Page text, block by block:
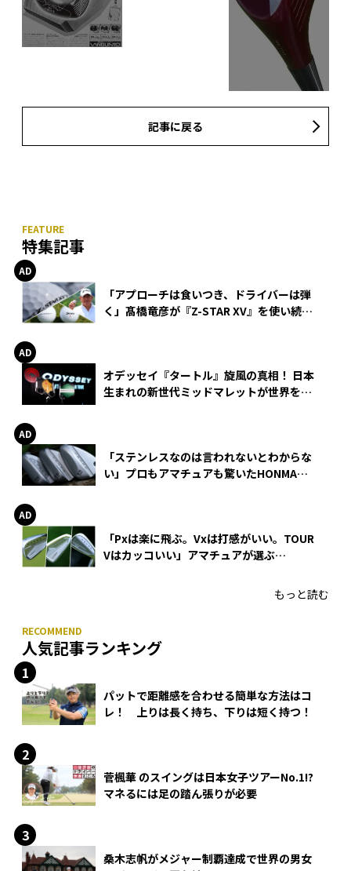
記事に戻る
特集記事
「アプローチは食いつき、ドライバーは弾
く」髙橋竜彦が『Z-STAR XV』を使い続け
オデッセイ『タートル』旋風の真相！ 日本
生まれの新世代ミッドマレットが世界を席
「ステンレスなのは言われないとわからな
い」プロもアマチュアも驚いたHONMA
「Pxは楽に飛ぶ。Vxは打感がいい。TOUR
Vはカッコいい」アマチュアが選ぶ
もっと読む
人気記事ランキング
パットで距離感を合わせる簡単な方法はコ
レ！ 上りは長く持ち、下りは短く持つ！
菅楓華 のスイングは日本女子ツアーNo.1!?
マネるには足の踏ん張りが必要
桑木志帆がメジャー制覇達成で世界の男女